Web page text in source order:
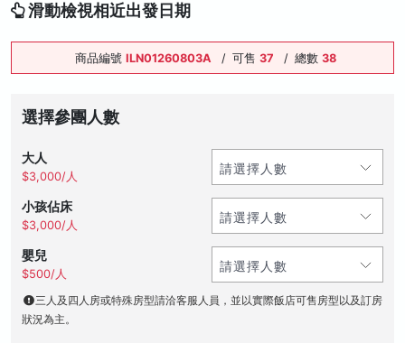
滑動檢視相近出發日期
商品編號 ILN01260803A / 可售 37 / 總數 38
選擇參團人數
大人
$3,000/人
小孩佔床
$3,000/人
嬰兒
$500/人
三人及四人房或特殊房型請洽客服人員，並以實際飯店可售房型以及訂房
狀況為主。